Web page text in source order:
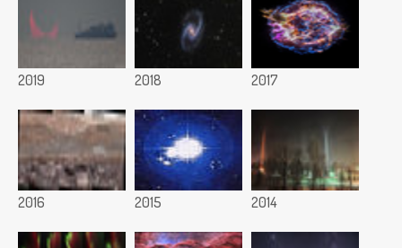
2019 2018 2017
2016 2015 2014